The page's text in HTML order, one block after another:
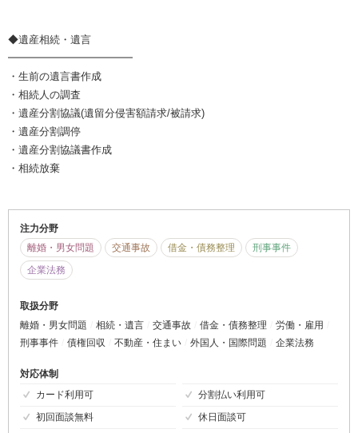
◆遺産相続・遺言
━━━━━━━━━━━━
・生前の遺言書作成
・相続人の調査
・遺産分割協議(遺留分侵害額請求/被請求)
・遺産分割調停
・遺産分割協議書作成
・相続放棄
注力分野
離婚・男女問題
交通事故 借金・債務整理
刑事事件
企業法務
取扱分野
離婚・男女問題
相続・遺言 交通事故 借金・債務整理
労働・雇用
刑事事件
債権回収 不動産・住まい 外国人・国際問題 企業法務
対応体制
カード利用可
分割払い利用可
初回面談無料
休日面談可